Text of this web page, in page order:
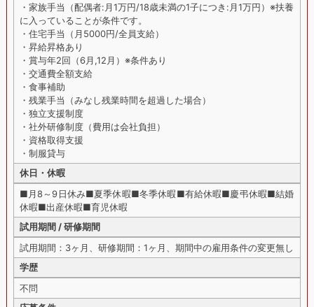
・家族手当（配偶者:月1万円/18歳未満の1子につき:月1万円）※扶養
に入っていることが条件です。
・住宅手当（月5000円/全員支給）
・昇給昇格あり
・賞与年2回（6月,12月）※条件あり
・交通費全額支給
・食事補助
・残業手当（みなし残業時間を超過した場合）
・独立支援制度
・社外研修制度（費用は会社負担）
・資格取得支援
・制服貸与
休日・休暇
■月8～9日休み■夏季休暇■冬季休暇■有給休暇■慶弔休暇■結婚
休暇■出産休暇■育児休暇
試用期間 / 研修期間
試用期間：3ヶ月、研修期間：1ヶ月、期間中の雇用条件の変更無し
学歴
不問